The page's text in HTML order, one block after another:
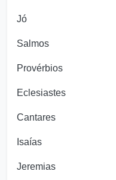
Jó
Salmos
Provérbios
Eclesiastes
Cantares
Isaías
Jeremias